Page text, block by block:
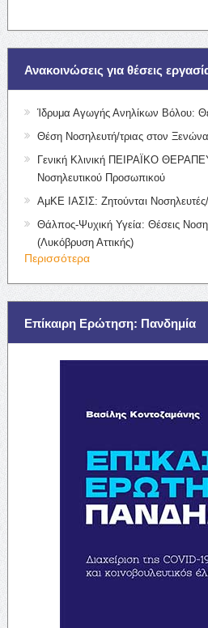
Ανακοινώσεις για θέσεις
Ίδρυμα Αγωγής Ανηλίκων Βόλου:
Θέση Νοσηλευτή/τριας στον
Γενική Κλινική ΠΕΙΡΑΪΚΟ
Νοσηλευτικού Προσωπικού
ΑμΚΕ ΙΑΣΙΣ: Ζητούνται
Θάλπος-Ψυχική Υγεία: Θέσεις
(Λυκόβρυση Αττικής)
Περισσότερα
Επίκαιρη Ερώτηση: Πανδημία